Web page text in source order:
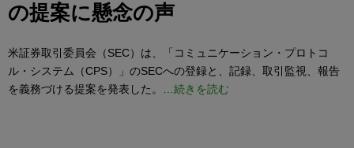
の提案に懸念の声
米証券取引委員会（SEC）は、「コミュニケーション・プロトコ
ル・システム（CPS）」のSECへの登録と、記録、取引監視、報告
を義務づける提案を発表した。
…続きを読む